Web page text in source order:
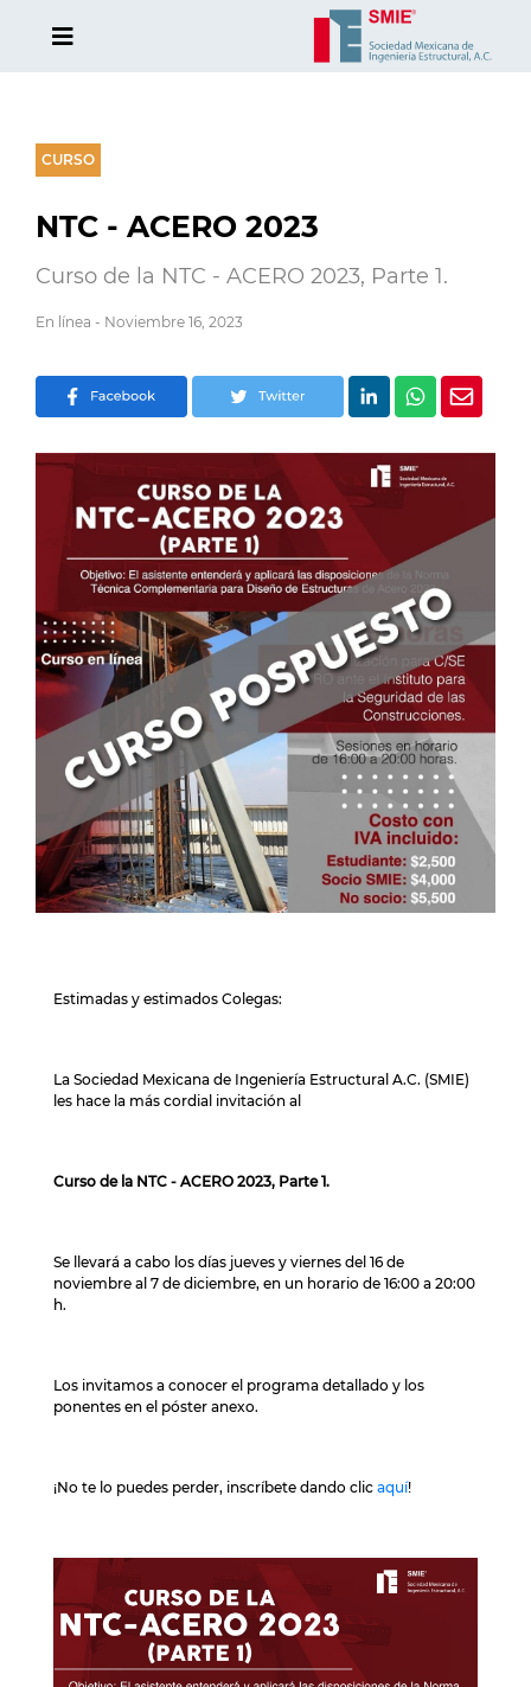
CURSO
NTC - ACERO 2023
Curso de la NTC - ACERO 2023, Parte 1.
En línea - Noviembre 16, 2023
Estimadas y estimados Colegas:
La Sociedad Mexicana de Ingeniería Estructural A.C. (SMIE)
les hace la más cordial invitación al
Curso de la NTC - ACERO 2023, Parte 1.
Se llevará a cabo los días jueves y viernes del 16 de
noviembre al 7 de diciembre, en un horario de 16:00 a 20:00
h.
Los invitamos a conocer el programa detallado y los
ponentes en el póster anexo.
¡No te lo puedes perder, inscríbete dando clic aquí!